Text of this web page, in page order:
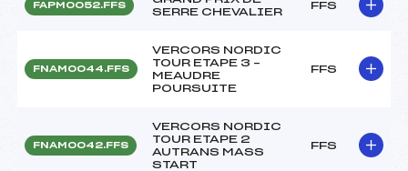
FAPM0052.FFS
SERRE CHEVALIER
FFS
FNAM0044.FFS
VERCORS NORDIC
TOUR ETAPE 3 –
MEAUDRE
POURSUITE
FFS
FNAM0042.FFS
VERCORS NORDIC
TOUR ETAPE 2
AUTRANS MASS
START
FFS